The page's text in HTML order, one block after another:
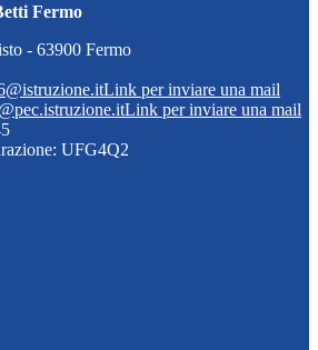
Fermo
- 63900 Fermo
Link per inviare una mail
Link per inviare una mail
UFG4Q2